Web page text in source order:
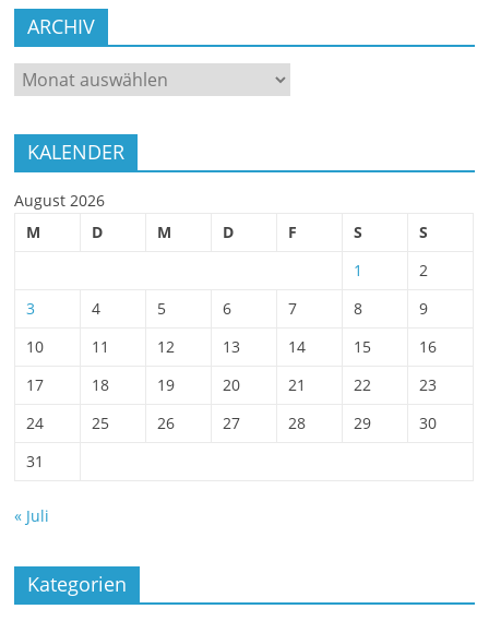
ARCHIV
ARCHIV
KALENDER
August 2026
M
D M D F S
S
1
2
3
4 5 6 7 8
9
10
11 12 13 14 15
16
17
18 19 20 21 22
23
24
25 26 27 28 29
30
31
« Juli
Kategorien